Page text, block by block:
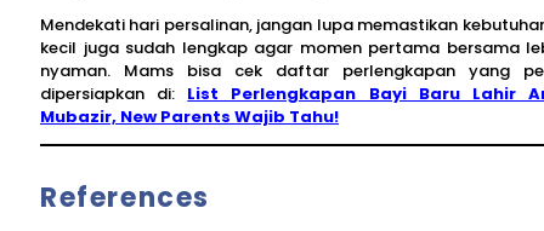
Mendekati hari persalinan, jangan lupa memastikan
kecil juga sudah lengkap agar momen pertama bersama
nyaman. Mams bisa cek daftar perlengkapan yang
dipersiapkan di: List Perlengkapan Bayi Baru Lahir
Mubazir, New Parents Wajib Tahu!
References